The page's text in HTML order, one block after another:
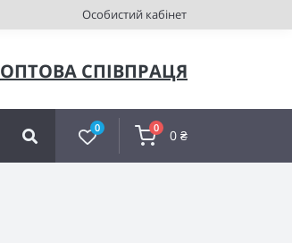
Особистий кабінет
ОПТОВА СПІВПРАЦЯ
0 0 0 ₴